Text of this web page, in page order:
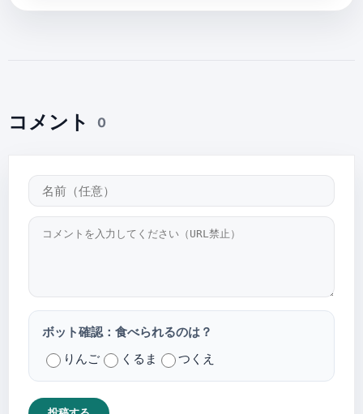
コメント 0
ボット確認：食べられるのは？
りんご
くるま つくえ